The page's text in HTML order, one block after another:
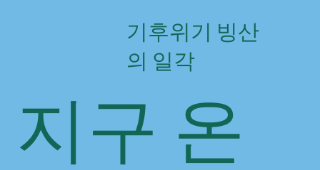
기후위기 빙산
의 일각
지구 온